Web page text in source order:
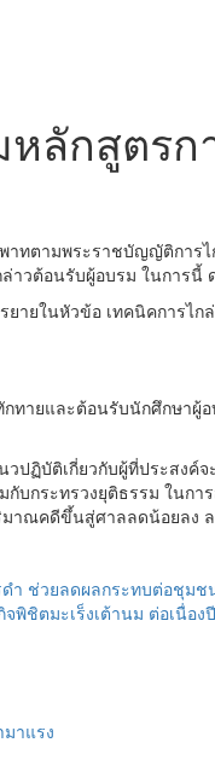
ลักสูตรก
ทตามพระราชบัญญัติกา
วต้อนรับผู้อบรม ในการ
ายในหัวข้อ เทคนิคการ
ทายและต้อนรับนักศึกษ
ปฏิบัติเกี่ยวกับผู้ที่ประสง
กระทรวงยุติธรรม ในก
าณคดีขึ้นสู่ศาลลดน้อยล
ำ ช่วยลดผลกระทบต่อชุมช
ชิตมะเร็งเต้านม ต่อเนื่อง
าแรง